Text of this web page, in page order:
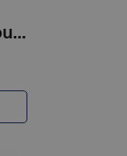
Lonely Planet Journey Camino de Santiago : Camino Frances